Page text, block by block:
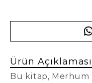
Ürün Açıklaması
Bu kitap, Merhum